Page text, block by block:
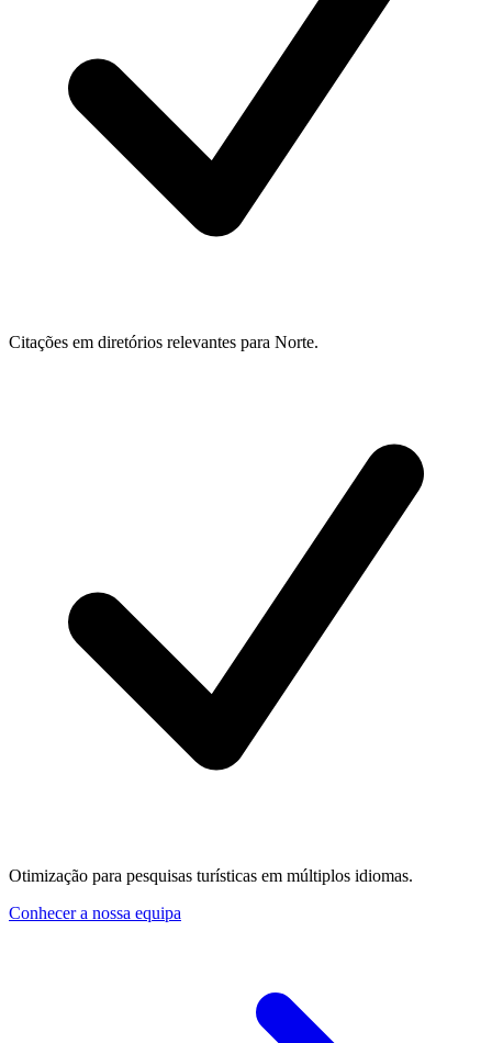
Citações em diretórios relevantes para Norte.
Otimização para pesquisas turísticas em múltiplos idiomas.
Conhecer a nossa equipa